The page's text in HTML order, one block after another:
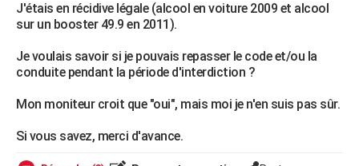
Art de vivre
Bien-être
Loisirs
Mode
Modes de vie
SANTE
Alimentation
Guide de la santé
Maladies
Médicaments
Sommeil
VOYAGE
PHOTO
GUIDES D'ACHAT
BONS PLANS
J'étais en récidive légale (alcool en voiture 2009 et alcool
sur un booster 49.9 en 2011).
Je voulais savoir si je pouvais repasser le code et/ou la
conduite pendant la période d'interdiction ?
Mon moniteur croit que "oui", mais moi je n'en suis pas sûr.
Si vous savez, merci d'avance.